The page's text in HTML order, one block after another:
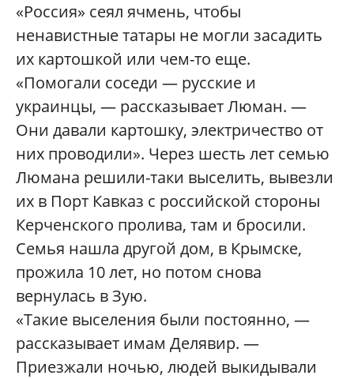
«Россия» сеял ячмень, чтобы
ненавистные татары не могли засадить
их картошкой или чем-то еще.
«Помогали соседи — русские и
украинцы, — рассказывает Люман. —
Они давали картошку, электричество от
них проводили». Через шесть лет семью
Люмана решили-таки выселить, вывезли
их в Порт Кавказ с российской стороны
Керченского пролива, там и бросили.
Семья нашла другой дом, в Крымске,
прожила 10 лет, но потом снова
вернулась в Зую.
«Такие выселения были постоянно, —
рассказывает имам Делявир. —
Приезжали ночью, людей выкидывали